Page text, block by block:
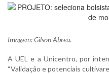
Imagem: Gilson Abreu.
A UEL e a Unicentro, por
“Validação e potenciais